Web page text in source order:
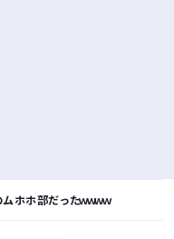
ホホ部だったｗｗｗｗ